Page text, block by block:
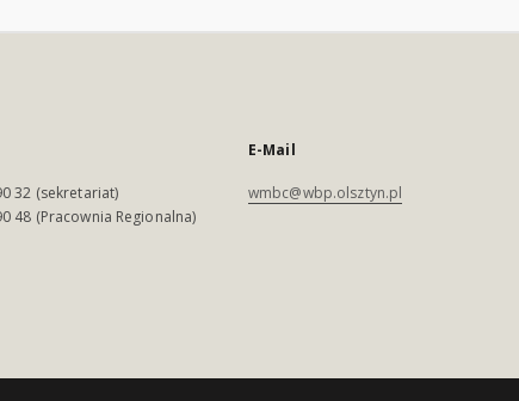
32 (sekretariat)
48 (Pracownia Regionalna)
E-Mail
wmbc@wbp.olsztyn.pl